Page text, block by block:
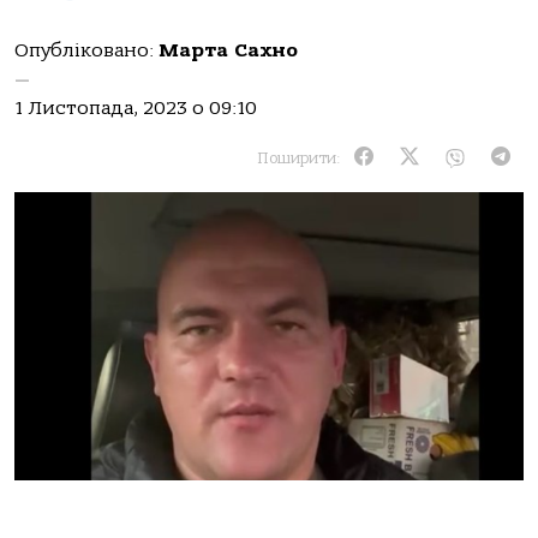
Опубліковано: Марта Сахно
—
1 Листопада, 2023 о 09:10
Поширити: